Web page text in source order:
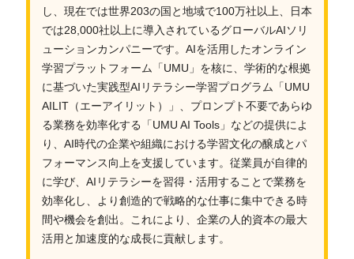
し、現在では世界203の国と地域で100万社以上、日本
では28,000社以上に導入されているグローバルAIソリ
ューションカンパニーです。AIを活用したオンライン
学習プラットフォーム「UMU」を核に、学術的な根拠
に基づいた実践型AIリテラシー学習プログラム「UMU
AILIT（エーアイリット）」、プロンプト不要であらゆ
る業務を効率化する「UMU AI Tools」などの提供によ
り、AI時代の企業や組織における学習文化の醸成とパ
フォーマンス向上を支援しています。従業員が自律的
に学び、AIリテラシーを習得・活用することで業務を
効率化し、より創造的で戦略的な仕事に集中できる時
間や機会を創出。これにより、企業の人的資本の最大
活用と加速度的な成長に貢献します。